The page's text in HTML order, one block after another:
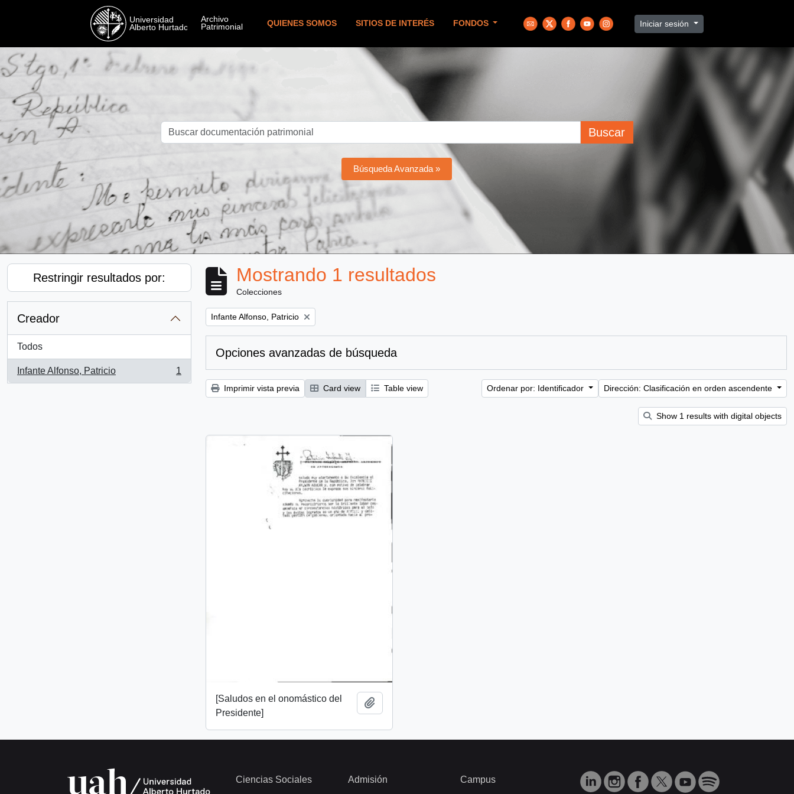
QUIENES SOMOS SITIOS DE INTERÉS FONDOS Iniciar sesión
Buscar
Búsqueda Avanzada »
Restringir resultados por:
Creador
Todos
Infante Alfonso, Patricio
, 1 resultados
1
Mostrando 1 resultados
Colecciones
Remove filter:
Infante Alfonso, Patricio
Opciones avanzadas de búsqueda
Imprimir vista previa Card view Table view Ordenar por: Identificador Dirección: Clasificación en orden ascendente
Show 1 results with digital objects
[Saludos en el onomástico del
Presidente]
Ciencias Sociales Admisión Campus